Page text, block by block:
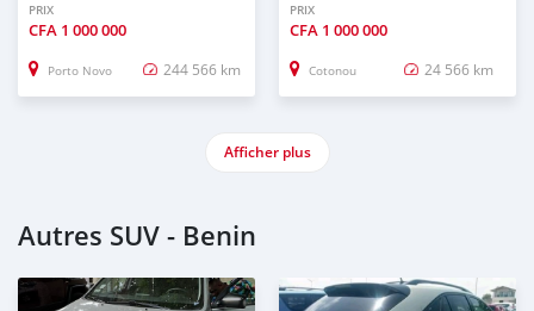
PRIX
CFA 1 000 000
Porto Novo 244 566 km
PRIX
CFA 1 000 000
Cotonou 24 566 km
Afficher plus
Autres SUV - Benin